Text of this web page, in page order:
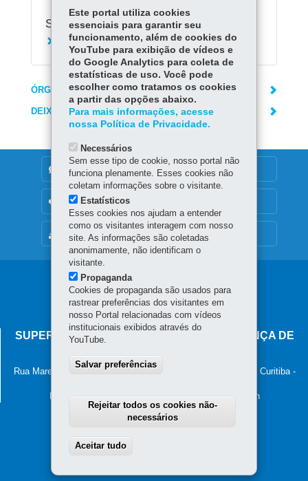
Serviços Relacionados:
Acessar Escola Digital
ÓRGÃO RESPONSÁVEL
DEIXE SUA OPINIÃO
MAPA DO SITE
DENUNCIE CORRUPÇÃO
OUVIDORIA
Navegação
principal
SUPERINTENDÊNCIA-GERAL DE GOVERNANÇA DE
Rua Marechal Deodoro, 806, 13º andar - Centro Curitiba -
Horário de atendimento: 8h30 às 12h e 13h30 às 18h
Este portal utiliza cookies
essenciais para garantir seu
funcionamento, além de cookies do
YouTube para exibição de vídeos e
do Google Analytics para coleta de
estatísticas de uso. Você pode
escolher como tratamos os cookies
a partir das opções abaixo.
Para mais informações, acesse
nossa Política de Privacidade.
Necessários
Sem esse tipo de cookie, nosso portal não
funciona plenamente. Esses cookies não
coletam informações sobre o visitante.
Estatísticos
Esses cookies nos ajudam a entender
como os visitantes interagem com nosso
site. As informações são coletadas
anonimamente, não identificam o
visitante.
Propaganda
Cookies de propaganda são usados para
rastrear preferências dos visitantes em
nosso Portal relacionadas com vídeos
institucionais exibidos através do
YouTube.
Salvar preferências
Rejeitar todos os cookies não-
necessários
Aceitar tudo